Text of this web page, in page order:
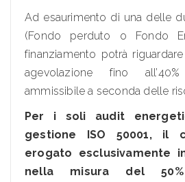
Ad esaurimento di una delle
(Fondo perduto o Fondo
finanziamento potrà
agevolazione fino all’40%
ammissibile a seconda delle
Per i soli audit
gestione ISO 50001, il
erogato esclusivamente
nella misura del